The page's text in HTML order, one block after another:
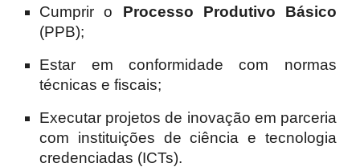
Cumprir o Processo Produtivo Básico
(PPB);
Estar em conformidade com normas
técnicas e fiscais;
Executar projetos de inovação em parceria
com instituições de ciência e tecnologia
credenciadas (ICTs).